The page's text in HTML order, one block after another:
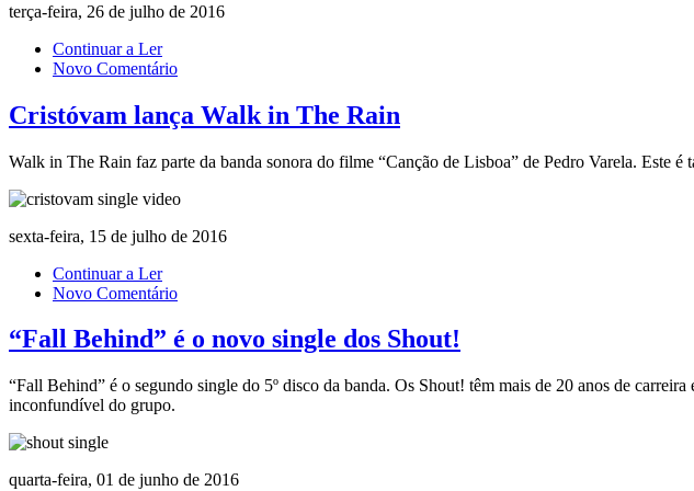
terça-feira, 26 de julho de 2016
Continuar a Ler
Novo Comentário
Cristóvam lança Walk in The Rain
Walk in The Rain faz parte da banda sonora do filme “Canção de Lisboa” de Pedro Varela. Este é
sexta-feira, 15 de julho de 2016
Continuar a Ler
Novo Comentário
“Fall Behind” é o novo single dos Shout!
“Fall Behind” é o segundo single do 5º disco da banda. Os Shout! têm mais de 20 anos de
inconfundível do grupo.
quarta-feira, 01 de junho de 2016